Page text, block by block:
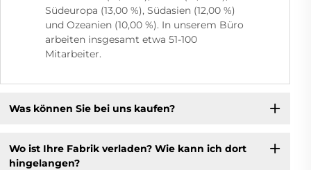
Südeuropa (13,00 %), Südasien (12,00 %)
und Ozeanien (10,00 %). In unserem Büro
arbeiten insgesamt etwa 51-100
Mitarbeiter.
Was können Sie bei uns kaufen?
Wo ist Ihre Fabrik verladen? Wie kann ich dort
hingelangen?